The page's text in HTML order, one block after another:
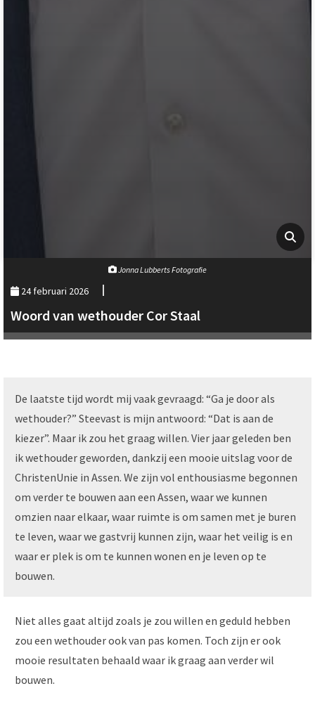
Jonna Lubberts Fotografie
24 februari 2026
Woord van wethouder Cor Staal
De laatste tijd wordt mij vaak gevraagd: “Ga je door als
wethouder?” Steevast is mijn antwoord: “Dat is aan de
kiezer”. Maar ik zou het graag willen. Vier jaar geleden ben
ik wethouder geworden, dankzij een mooie uitslag voor de
ChristenUnie in Assen. We zijn vol enthousiasme begonnen
om verder te bouwen aan een Assen, waar we kunnen
omzien naar elkaar, waar ruimte is om samen met je buren
te leven, waar we gastvrij kunnen zijn, waar het veilig is en
waar er plek is om te kunnen wonen en je leven op te
bouwen.
Niet alles gaat altijd zoals je zou willen en geduld hebben
zou een wethouder ook van pas komen. Toch zijn er ook
mooie resultaten behaald waar ik graag aan verder wil
bouwen.